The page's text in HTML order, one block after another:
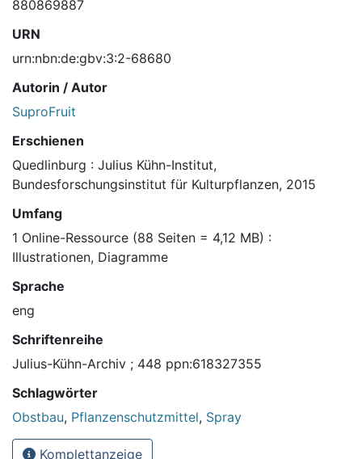
880869887
URN
urn:nbn:de:gbv:3:2-68680
Autorin / Autor
SuproFruit
Erschienen
Quedlinburg : Julius Kühn-Institut,
Bundesforschungsinstitut für Kulturpflanzen, 2015
Umfang
1 Online-Ressource (88 Seiten = 4,12 MB) :
Illustrationen, Diagramme
Sprache
eng
Schriftenreihe
Julius-Kühn-Archiv ; 448 ppn:618327355
Schlagwörter
Obstbau, Pflanzenschutzmittel, Spray
Komplettanzeige